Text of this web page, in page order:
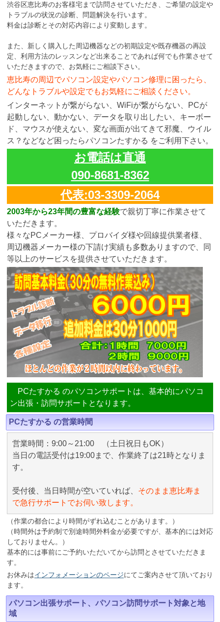
渋谷区恵比寿のお客様宅まで訪問させていただき、ご希望の設定や
トラブルの状況の診断、問題解決を行います。
料金は診断とその対応内容により変動します。
また、新しく購入した周辺機器などの初期設定や既存機器の再設
定、利用方法のレッスンなど出来ることであれば何でも作業させて
いただきますので、お気軽にご相談下さい。
恵比寿の周辺でパソコン設定やパソコン修理に困ったら、
どんなトラブルや設定でもお気軽にご相談ください。
インターネットが繋がらない、WiFiが繋がらない、PCが
起動しない、動かない、データを取り出したい、キーボー
ド、マウスが使えない、変な画面が出てきて邪魔、ウイル
ス？などなど困ったらパソコンたすかる をご利用下さい。
お電話は直通
090-8681-8362
代表:03-3309-2064
2003年から23年間の豊富な経験で親切丁寧に作業させて
いただきます。
様々なPCメーカー様、プロバイダ様や回線提供業者様、
周辺機器メーカー様の下請け実績も多数ありますので、同
等以上のサービスを提供させていただきます。
PCたすかる のパソコンサポートは、基本的にパソコ
ン出張・訪問サポートとなります。
PCたすかる の営業時間
営業時間：9:00～21:00 （土日祝日もOK）
当日の電話受付は19:00まで、作業終了は21時となりま
す。
受付後、当日時間が空いていれば、 そのまま恵比寿ま
で急行サポートでお伺い致します。
（作業の都合により時間がずれ込むことがあります。）
（時間外は予約制で別途時間外料金が必要ですが、基本的には対応
しておりません。）
基本的には事前にご予約いただいてから訪問とさせていただきま
す。
お休みはインフォメーションのページにてご案内させて頂いており
ます。
パソコン出張サポート、パソコン訪問サポート対象と地
域